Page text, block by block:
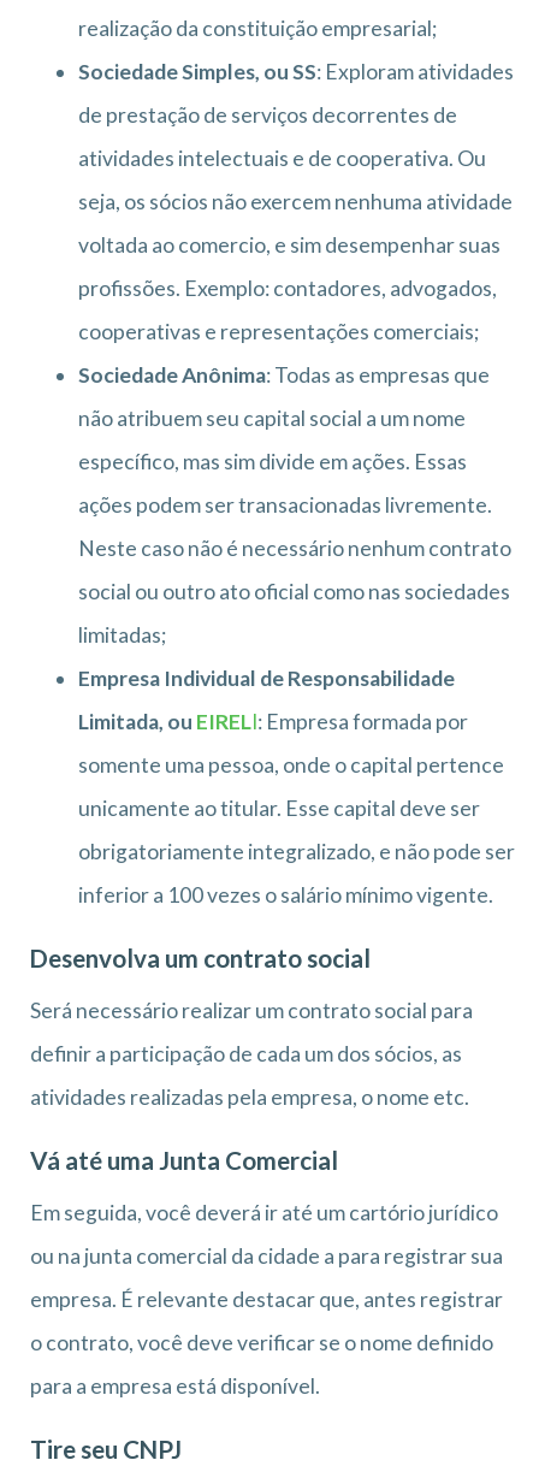
realização da constituição empresarial;
Sociedade Simples, ou SS: Exploram atividades
de prestação de serviços decorrentes de
atividades intelectuais e de cooperativa. Ou
seja, os sócios não exercem nenhuma atividade
voltada ao comercio, e sim desempenhar suas
profissões. Exemplo: contadores, advogados,
cooperativas e representações comerciais;
Sociedade Anônima: Todas as empresas que
não atribuem seu capital social a um nome
específico, mas sim divide em ações. Essas
ações podem ser transacionadas livremente.
Neste caso não é necessário nenhum contrato
social ou outro ato oficial como nas sociedades
limitadas;
Empresa Individual de Responsabilidade
Limitada, ou EIRELI: Empresa formada por
somente uma pessoa, onde o capital pertence
unicamente ao titular. Esse capital deve ser
obrigatoriamente integralizado, e não pode ser
inferior a 100 vezes o salário mínimo vigente.
Desenvolva um contrato social
Será necessário realizar um contrato social para
definir a participação de cada um dos sócios, as
atividades realizadas pela empresa, o nome etc.
Vá até uma Junta Comercial
Em seguida, você deverá ir até um cartório jurídico
ou na junta comercial da cidade a para registrar sua
empresa. É relevante destacar que, antes registrar
o contrato, você deve verificar se o nome definido
para a empresa está disponível.
Tire seu CNPJ